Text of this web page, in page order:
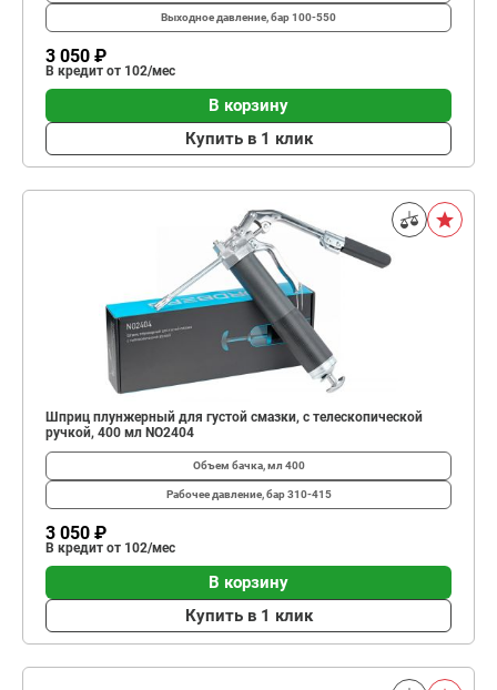
Выходное давление, бар100-550
3 050 ₽
В кредит от 102/мес
В корзину
Купить в 1 клик
Шприц плунжерный для густой смазки, с телескопической
ручкой, 400 мл NO2404
Объем бачка, мл 400
Рабочее давление, бар310-415
3 050 ₽
В кредит от 102/мес
В корзину
Купить в 1 клик